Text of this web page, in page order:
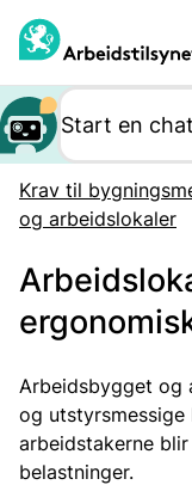
hovedinnhold
Krav til
og arbeidslokaler
Arbeidsbygget og
og
arbeidstakerne
belastninger.